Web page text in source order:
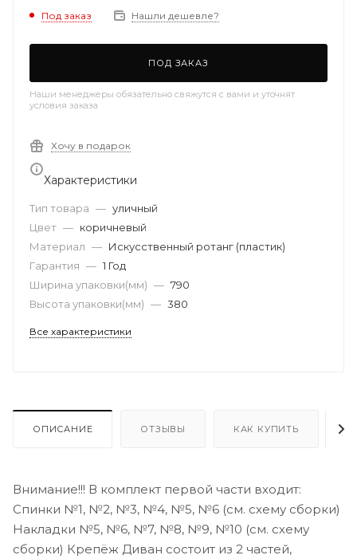
Под заказ Нашли дешевле?
ПОД ЗАКАЗ
Наши менеджеры обязательно свяжутся с вами и уточнят
условия заказа
Хочу в подарок
Характеристики
Тип товара — уличный
Цвет — коричневый
Материал — Искусственный ротанг (пластик)
Гарантия — 1 Год
Ширина упаковки(мм) — 790
Высота упаковки(мм) — 380
Все характеристики
ОПИСАНИЕ ОТЗЫВЫ КАК КУПИТЬ
Внимание!!! В комплект первой части входит:
Спинки №1, №2, №3, №4, №5, №6 (см. схему сборки)
Накладки №5, №6, №7, №8, №9, №10 (см. схему
сборки) Крепёж Диван состоит из 2 частей,